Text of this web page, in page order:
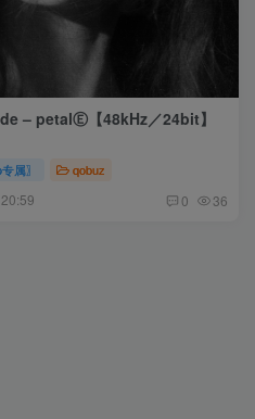
– petalⒺ【48kHz／24bit】
属〗 qobuz
0 36